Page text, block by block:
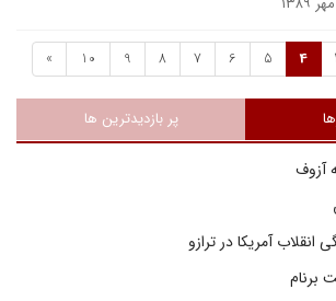
4
5
6
7
8
9
10
»
پر بازدیدترین ها
آزوف
آمریکا در ترازو
برنام